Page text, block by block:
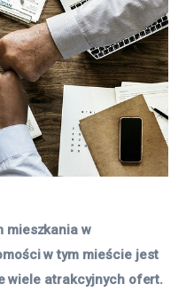
mieszkania w
w tym mieście jest
wiele atrakcyjnych ofert.